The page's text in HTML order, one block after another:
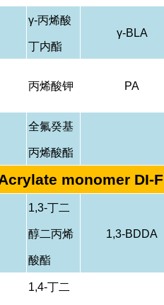
γ-丙烯酸
丁内酯
γ-BLA
丙烯酸钾 PA
全氟癸基
丙烯酸酯
monomer DI-
1,3-丁二
醇二丙烯
酸酯
1,3-BDDA
1,4-丁二